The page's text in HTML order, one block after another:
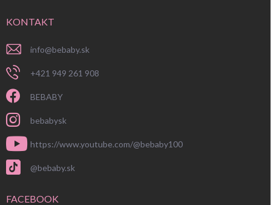
KONTAKT
info@bebaby.sk
+421 949 261 908
BEBABY
bebabysk
https://www.youtube.com/@bebaby100
@bebaby.sk
FACEBOOK